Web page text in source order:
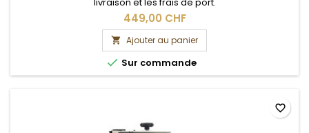
449,00 CHF
 Ajouter au panier
 Sur commande
favorite_border